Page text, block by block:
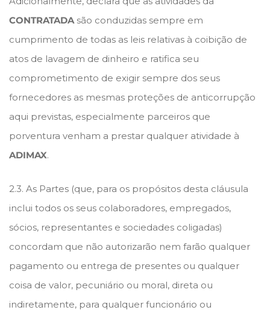
CONTRATADAsão conduzidas sempre em
cumprimento de todas as leis relativas à coibição de
atos de lavagem de dinheiro e ratifica seu
comprometimento de exigir sempre dos seus
fornecedores as mesmas proteções de anticorrupção
aqui previstas, especialmente parceiros que
porventura venham a prestar qualquer atividade à
ADIMAX.
2.3. As Partes (que, para os propósitos desta cláusula
inclui todos os seus colaboradores, empregados,
sócios, representantes e sociedades coligadas)
concordam que não autorizarão nem farão qualquer
pagamento ou entrega de presentes ou qualquer
coisa de valor, pecuniário ou moral, direta ou
indiretamente, para qualquer funcionário ou